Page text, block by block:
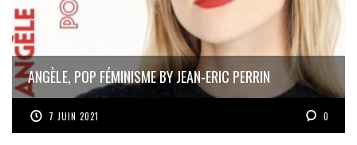
ANGÈLE, POP FÉMINISME BY JEAN-ERIC PERRIN
7 JUIN 2021 0